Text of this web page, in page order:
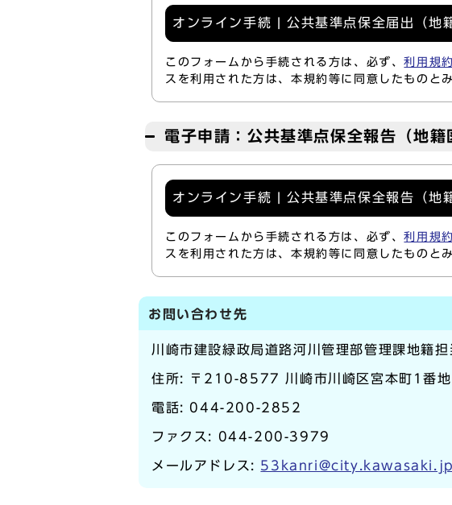
オンライン手続 | 公共基準点保全届出（地
このフォームから手続される方は、必ず、利用規約
スを利用された方は、本規約等に同意したものと
電子申請：公共基準点保全報告（地籍
オンライン手続 | 公共基準点保全報告（地
このフォームから手続される方は、必ず、利用規約
スを利用された方は、本規約等に同意したものと
お問い合わせ先
川崎市建設緑政局道路河川管理部管理課地籍担
住所: 〒210-8577 川崎市川崎区宮本町1番地
電話: 044-200-2852
ファクス: 044-200-3979
メールアドレス: 53kanri@city.kawasaki.jp